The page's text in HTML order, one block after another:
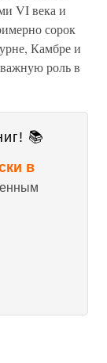
VI века и
сорок
Камбре и
роль в
📚
в